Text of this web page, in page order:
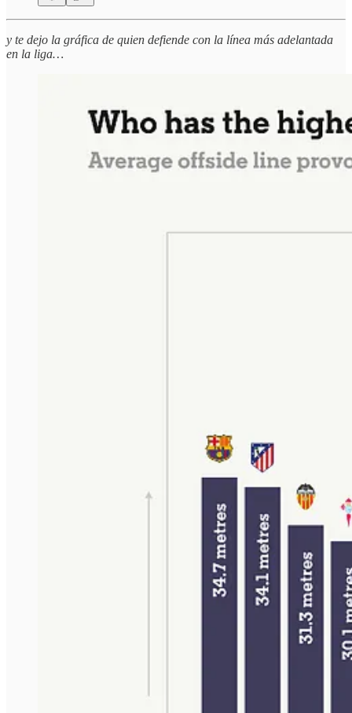
y te dejo la gráfica de quien defiende con la línea más adelantada
en la liga…